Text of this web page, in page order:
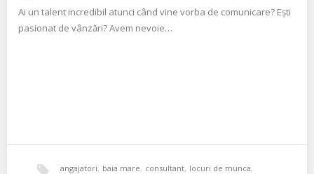
Ai un talent incredibil atunci când vine vorba de comunicare? Ești
pasionat de vânzări? Avem nevoie…
angajatori, baia mare, consultant, locuri de munca,